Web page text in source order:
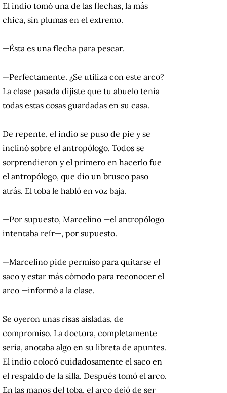
El indio tomó una de las flechas, la más
chica, sin plumas en el extremo.
—Ésta es una flecha para pescar.
—Perfectamente. ¿Se utiliza con este arco?
La clase pasada dijiste que tu abuelo tenía
todas estas cosas guardadas en su casa.
De repente, el indio se puso de pie y se
inclinó sobre el antropólogo. Todos se
sorprendieron y el primero en hacerlo fue
el antropólogo, que dio un brusco paso
atrás. El toba le habló en voz baja.
—Por supuesto, Marcelino —el antropólogo
intentaba reír—, por supuesto.
—Marcelino pide permiso para quitarse el
saco y estar más cómodo para reconocer el
arco —informó a la clase.
Se oyeron unas risas aisladas, de
compromiso. La doctora, completamente
seria, anotaba algo en su libreta de apuntes.
El indio colocó cuidadosamente el saco en
el respaldo de la silla. Después tomó el arco.
En las manos del toba, el arco dejó de ser